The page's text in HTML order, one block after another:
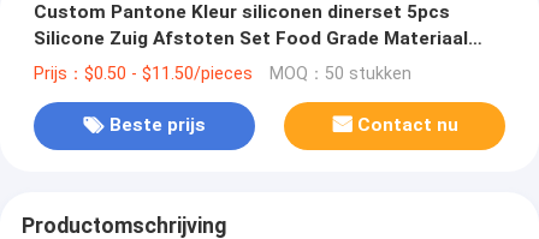
Custom Pantone Kleur siliconen dinerset 5pcs
Silicone Zuig Afstoten Set Food Grade Materiaal
OEM ODM
Prijs：$0.50 - $11.50/pieces MOQ：50 stukken
Beste prijs Contact nu
Productomschrijving